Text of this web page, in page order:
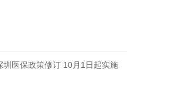
圳医保政策修订 10月1日起实施